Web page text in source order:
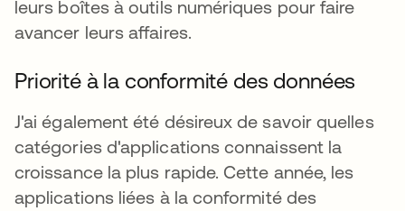
leurs boîtes à outils numériques pour faire
avancer leurs affaires.
Priorité à la conformité des données
J'ai également été désireux de savoir quelles
catégories d'applications connaissent la
croissance la plus rapide. Cette année, les
applications liées à la conformité des